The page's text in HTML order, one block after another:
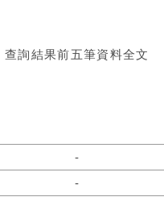
查詢結果前五筆資料全文
-
-